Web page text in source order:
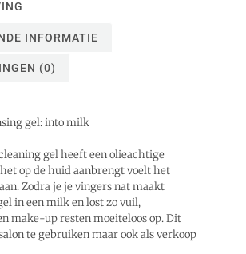
INFORMATIE
(0)
gel: into milk
gel heeft een olieachtige
op de huid aanbrengt voelt het
Zodra je je vingers nat maakt
in een milk en lost zo vuil,
make-up resten moeiteloos op. Dit
te gebruiken maar ook als verkoop